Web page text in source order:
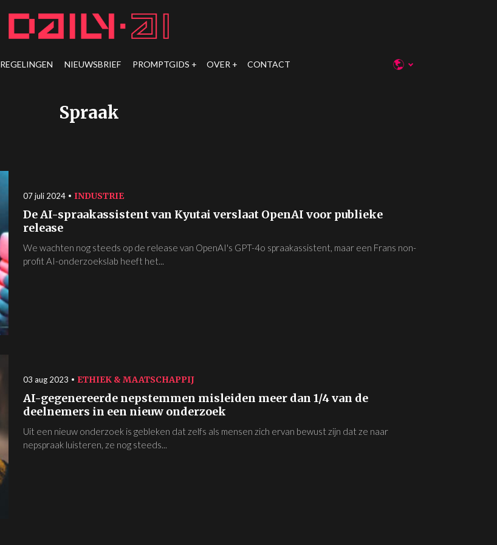
REGELINGEN NIEUWSBRIEF PROMPTGIDS OVER CONTACT
Spraak
07 juli 2024 INDUSTRIE
De AI-spraakassistent van Kyutai verslaat OpenAI voor publieke
release
We wachten nog steeds op de release van OpenAI's GPT-4o spraakassistent, maar een Frans non-
profit AI-onderzoekslab heeft het...
03 aug 2023 ETHIEK & MAATSCHAPPIJ
AI-gegenereerde nepstemmen misleiden meer dan 1/4 van de
deelnemers in een nieuw onderzoek
Uit een nieuw onderzoek is gebleken dat zelfs als mensen zich ervan bewust zijn dat ze naar
nepspraak luisteren, ze nog steeds...